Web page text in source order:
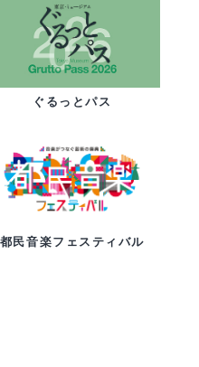
ぐるっとパス
都民音楽フェスティバル